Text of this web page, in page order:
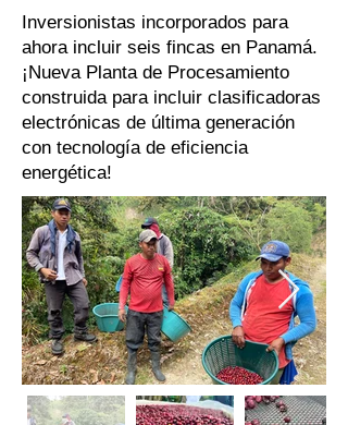
Inversionistas incorporados para
ahora incluir seis fincas en Panamá.
¡Nueva Planta de Procesamiento
construida para incluir clasificadoras
electrónicas de última generación
con tecnología de eficiencia
energética!